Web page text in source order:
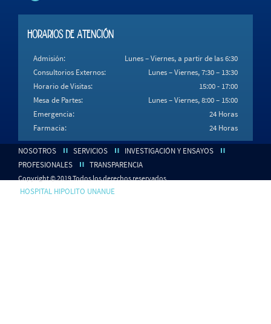
HORARIOS DE ATENCIÓN
Admisión:
Lunes – Viernes, a partir de las 6:30
Consultorios Externos:
Lunes – Viernes, 7:30 – 13:30
Horario de Visitas:
15:00 - 17:00
Mesa de Partes:
Lunes – Viernes, 8:00 – 15:00
Emergencia:
24 Horas
Farmacia:
24 Horas
NOSOTROS SERVICIOS
INVESTIGACIÓN Y ENSAYOS
PROFESIONALES
TRANSPARENCIA
Copyright © 2019 Todos los derechos reservados
HOSPITAL HIPOLITO UNANUE